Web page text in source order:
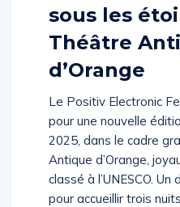
sous les
Théâtre
d’Orange
Le Positiv Electronic
pour une nouvelle
2025, dans le cadre
Antique d’Orange,
classé à l’UNESCO.
pour accueillir trois